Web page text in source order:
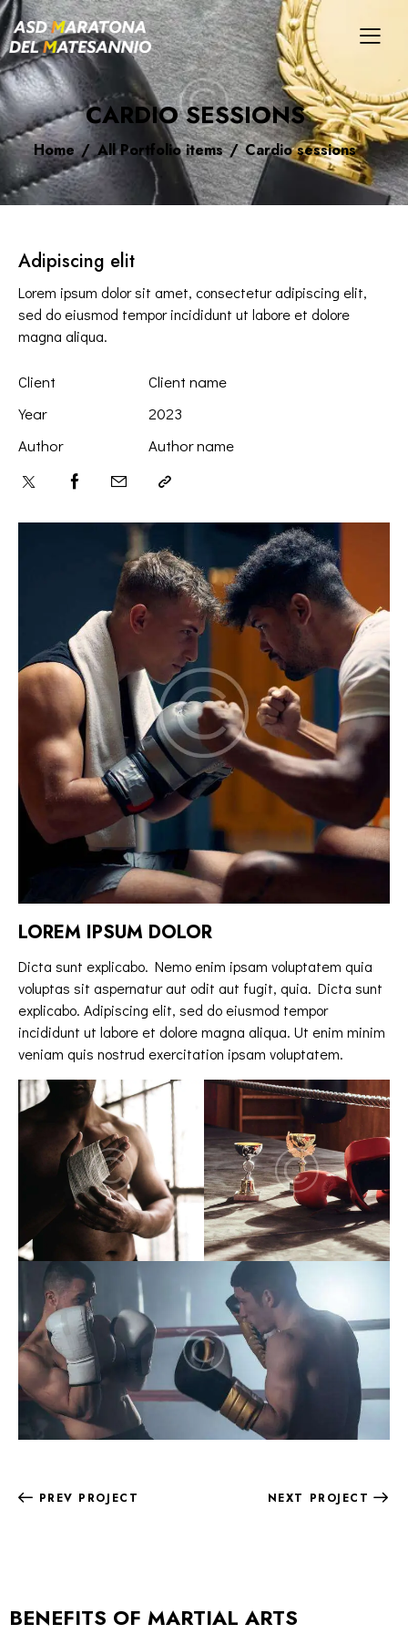
CARDIO SESSIONS
Home All Portfolio items Cardio sessions
LOREM IPSUM DOLOR
Dicta sunt explicabo. Nemo enim ipsam voluptatem quia
voluptas sit aspernatur aut odit aut fugit, quia. Dicta sunt
explicabo. Adipiscing elit, sed do eiusmod tempor
incididunt ut labore et dolore magna aliqua. Ut enim minim
veniam quis nostrud exercitation ipsam voluptatem.
Adipiscing elit
Lorem ipsum dolor sit amet, consectetur adipiscing elit,
sed do eiusmod tempor incididunt ut labore et dolore
magna aliqua.
Client
Client name
Year
2023
Author
Author name
PREV PROJECT NEXT PROJECT
BENEFITS OF MARTIAL ARTS